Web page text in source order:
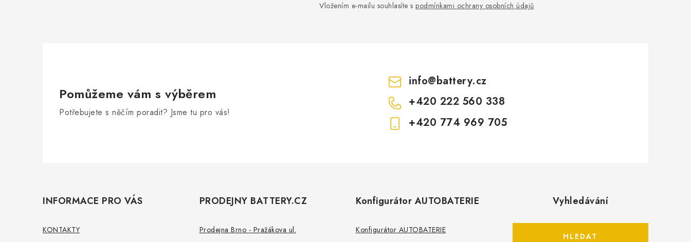
Vložením e-mailu souhlasíte s podmínkami ochrany osobních údajů
Pomůžeme vám s výběrem
Potřebujete s něčím poradit? Jsme tu pro vás!
info@battery.cz
+420 222 560 338
+420 774 969 705
INFORMACE PRO VÁS
KONTAKTY
PRODEJNY BATTERY.CZ
Prodejna Brno - Pražákova ul.
Konfigurátor AUTOBATERIE
Konfigurátor AUTOBATERIE
Vyhledávání
HLEDAT